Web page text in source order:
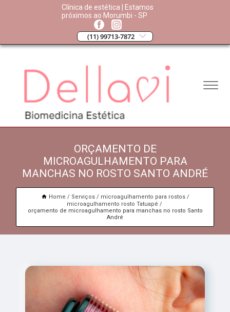
Clínica de estética | Estamos
próximos ao Morumbi - SP
(11) 99713-7872
ORÇAMENTO DE
MICROAGULHAMENTO PARA
MANCHAS NO ROSTO SANTO ANDRÉ
Home Serviços
microagulhamento para rostos
microagulhamento rosto Tatuapé
orçamento de microagulhamento para manchas no rosto Santo
André